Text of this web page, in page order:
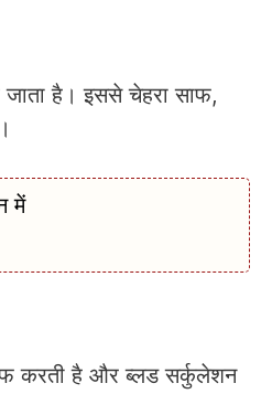
है। इससे चेहरा साफ,
में
करती है और ब्लड सर्कुलेशन